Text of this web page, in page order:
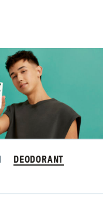
DEODORANT